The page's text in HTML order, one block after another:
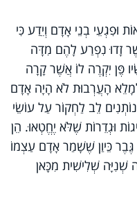
וּפִגְעֵי בְנֵי אָדָם וְיֵדַע כִּי
זָדוּ נִפְרַע לָהֶם מִדָּה
פֶּן יִקְרֶה לוֹ אֲשֶׁר קָרָה
הָעֲרְבוּת לֹא הָיָה אָדָם
לֵב לַחְקוֹר עַל עוֹשֵׂי
וּגְדֵרוֹת שֶׁלֹּא יֶחֱטְאוּ. הֵן
כֵּיוַן שֶׁשָׁמַר אָדָם עַצְמוֹ
שְׁנִיָּה שְׁלִישִׁית מִכָּאן